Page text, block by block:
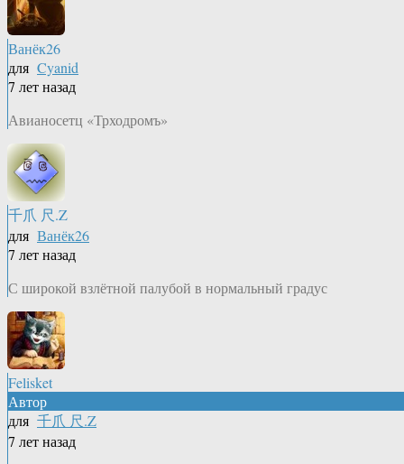
Ванёк26
для Cyanid
7 лет назад
Авианосетц «Трходромъ»
千爪 尺.Z
для Ванёк26
7 лет назад
С широкой взлётной палубой в нормальный градус
Felisket
Автор
для 千爪 尺.Z
7 лет назад